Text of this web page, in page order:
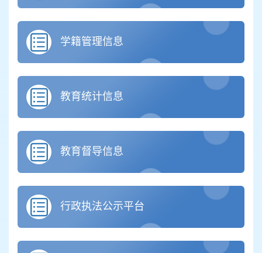
学籍管理信息
教育统计信息
教育督导信息
行政执法公示平台